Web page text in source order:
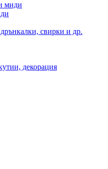
миди
свирки и др.
декорация